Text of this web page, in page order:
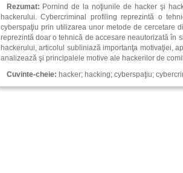
Rezumat: Pornind de la noţiunile de hacker şi
hackerului. Cybercriminal profiling reprezintă o
cyberspaţiu prin utilizarea unor metode de cercetare
reprezintă doar o tehnică de accesare neautorizată în
hackerului, articolul subliniază importanţa motivaţiei,
analizează şi principalele motive ale hackerilor de
Cuvinte-cheie: hacker; hacking; cyberspaţiu;